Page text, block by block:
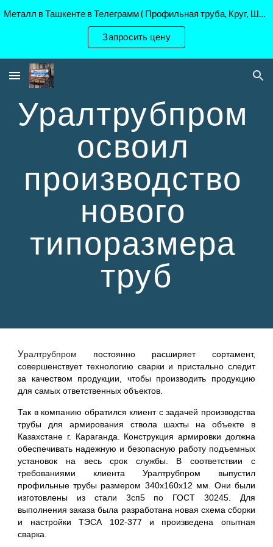
Skip to navigation
Металл в Ташкенте в Телеграмм ( Профильная труба, Круг, Шестигранник Ст45, 40Х, )
Запросить цену
Уралтрубпром
освоил
производство
нового
типоразмера
труб
Уралтрубпром постоянно расширяет сортамент,
совершенствует технологию сварки и пристально следит
за качеством продукции, чтобы производить продукцию
для самых ответственных объектов.
Так в компанию обратился клиент с задачей производства
трубы для армирования ствола шахты на объекте в
Казахстане г. Караганда. Конструкция армировки должна
обеспечивать надежную и безопасную работу подъемных
установок на весь срок службы. В соответствии с
требованиями клиента Уралтрубпром выпустил
профильные трубы размером 340х160х12 мм. Они были
изготовлены из стали 3сп5 по ГОСТ 30245. Для
выполнения заказа была разработана новая схема сборки
и настройки ТЭСА 102-377 и произведена опытная
сварка.